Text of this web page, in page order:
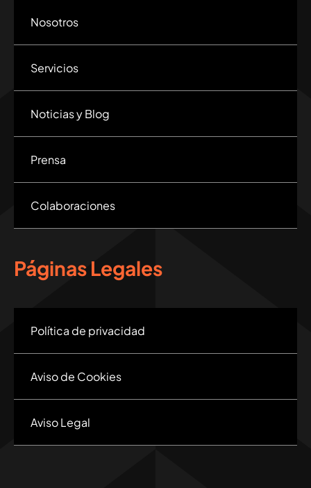
Nosotros
Servicios
Noticias y Blog
Prensa
Colaboraciones
Páginas Legales
Política de privacidad
Aviso de Cookies
Aviso Legal